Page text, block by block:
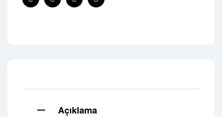
FacebookTwitterLinkedinPinterest
Açıklama